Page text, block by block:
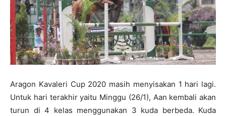
Aragon Kavaleri Cup 2020 masih menyisakan 1 hari lagi.
Untuk hari terakhir yaitu Minggu (26/1), Aan kembali akan
turun di 4 kelas menggunakan 3 kuda berbeda. Kuda